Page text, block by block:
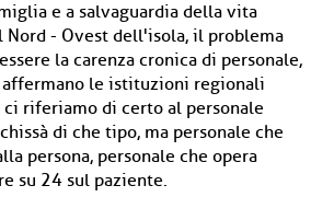
e a salvaguardia della vita
Nord - Ovest dell'isola, il problema
la carenza cronica di personale,
affermano le istituzioni regionali
ci riferiamo di certo al personale
di che tipo, ma personale che
persona, personale che opera
su 24 sul paziente.